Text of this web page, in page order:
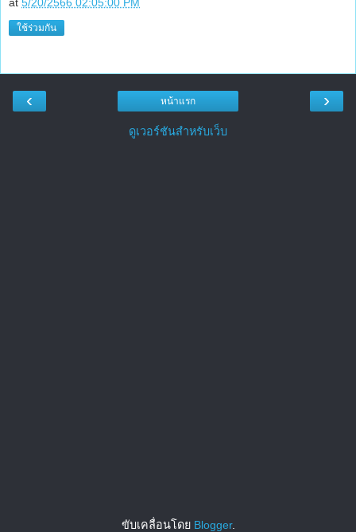
at 5/20/2566 02:05:00 PM
ใช้ร่วมกัน
‹ ›
หน้าแรก
ดูเวอร์ชันสำหรับเว็บ
ขับเคลื่อนโดย Blogger.